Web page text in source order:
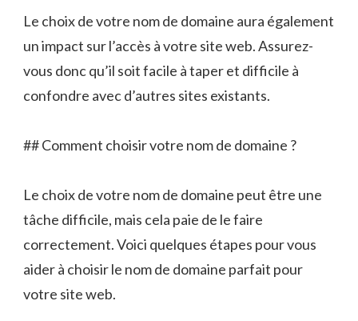
Le choix de votre nom de domaine aura également
un impact sur l’accès à votre site web. Assurez-
vous donc qu’il soit facile à taper et difficile à
confondre avec d’autres sites existants.
## Comment choisir votre nom de domaine ?
Le choix de votre nom de domaine peut être une
tâche difficile, mais cela paie de le faire
correctement. Voici quelques étapes pour vous
aider à choisir le nom de domaine parfait pour
votre site web.